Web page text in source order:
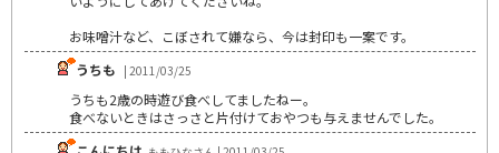
お味噌汁など、こぼされて嫌なら、今は封印も一案です。
うちも | 2011/03/25
うちも2歳の時遊び食べしてましたねー。
食べないときはさっさと片付けておやつも与えませんでした。